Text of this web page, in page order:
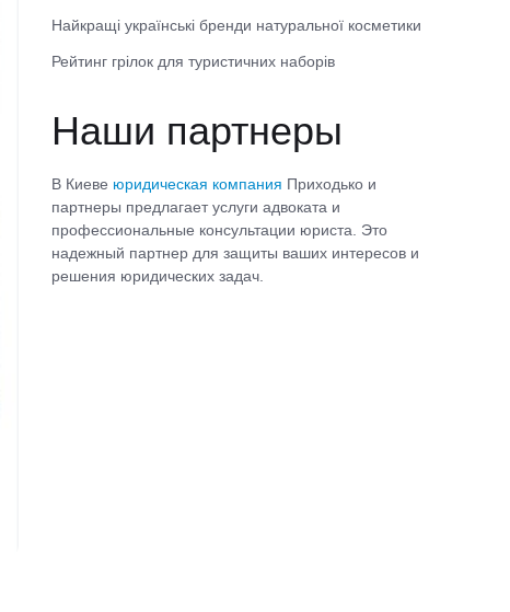
Найкращі українські бренди натуральної косметики
Рейтинг грілок для туристичних наборів
Наши партнеры
В Киеве юридическая компания Приходько и
партнеры предлагает услуги адвоката и
профессиональные консультации юриста. Это
надежный партнер для защиты ваших интересов и
решения юридических задач.